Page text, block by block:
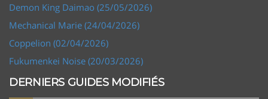
Demon King Daimao (25/05/2026)
Mechanical Marie (24/04/2026)
Coppelion (02/04/2026)
Fukumenkei Noise (20/03/2026)
DERNIERS GUIDES MODIFIÉS